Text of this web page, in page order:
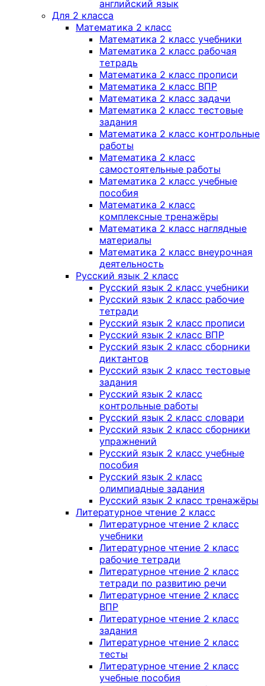
английский язык
Для 2 класса
Математика 2 класс
Математика 2 класс учебники
Математика 2 класс рабочая
тетрадь
Математика 2 класс прописи
Математика 2 класс ВПР
Математика 2 класс задачи
Математика 2 класс тестовые
задания
Математика 2 класс контрольные
работы
Математика 2 класс
самостоятельные работы
Математика 2 класс учебные
пособия
Математика 2 класс
комплексные тренажёры
Математика 2 класс наглядные
материалы
Математика 2 класс внеурочная
деятельность
Русский язык 2 класс
Русский язык 2 класс учебники
Русский язык 2 класс рабочие
тетради
Русский язык 2 класс прописи
Русский язык 2 класс ВПР
Русский язык 2 класс сборники
диктантов
Русский язык 2 класс тестовые
задания
Русский язык 2 класс
контрольные работы
Русский язык 2 класс словари
Русский язык 2 класс сборники
упражнений
Русский язык 2 класс учебные
пособия
Русский язык 2 класс
олимпиадные задания
Русский язык 2 класс тренажёры
Литературное чтение 2 класс
Литературное чтение 2 класс
учебники
Литературное чтение 2 класс
рабочие тетради
Литературное чтение 2 класс
тетради по развитию речи
Литературное чтение 2 класс
ВПР
Литературное чтение 2 класс
задания
Литературное чтение 2 класс
тесты
Литературное чтение 2 класс
учебные пособия